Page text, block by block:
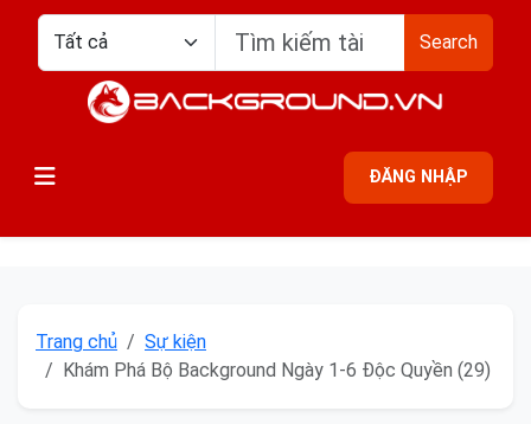
Search
ĐĂNG NHẬP
Trang chủ
Sự kiện
Khám Phá Bộ Background Ngày 1-6 Độc Quyền (29)